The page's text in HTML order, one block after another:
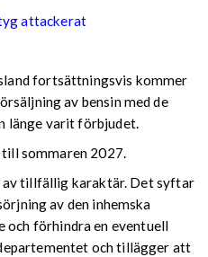
attackerat
fortsättningsvis kommer
av bensin med de
länge varit förbjudet.
sommaren 2027.
av tillfällig karaktär. Det syftar
av den inhemska
och förhindra en eventuell
och tillägger att